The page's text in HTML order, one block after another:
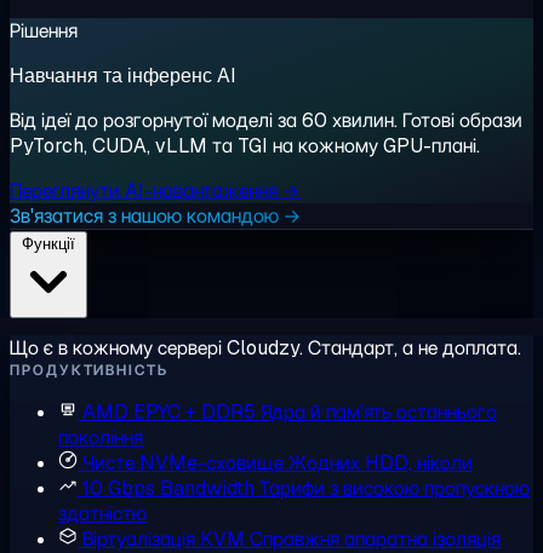
Рішення
Навчання та інференс AI
Від ідеї до розгорнутої моделі за 60 хвилин. Готові образи
PyTorch, CUDA, vLLM та TGI на кожному GPU-плані.
Переглянути AI-навантаження →
Зв'язатися з нашою командою →
Що є в кожному сервері Cloudzy. Стандарт, а не доплата.
ПРОДУКТИВНІСТЬ
AMD EPYC + DDR5 Ядра й пам'ять останнього
покоління
Чисте NVMe-сховищеЖодних HDD, ніколи
10 Gbps Bandwidth Тарифи з високою пропускною
здатністю
Віртуалізація KVM Справжня апаратна ізоляція